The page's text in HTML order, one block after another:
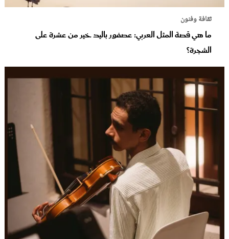
ثقافة وفنون
ما هي قصة المثل العربي: عصفور باليد خير من عشرة على
الشجرة؟